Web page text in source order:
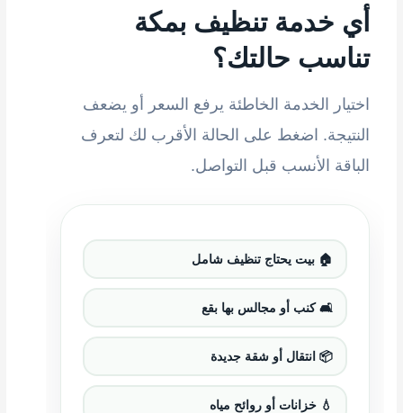
أي خدمة تنظيف بمكة
تناسب حالتك؟
اختيار الخدمة الخاطئة يرفع السعر أو يضعف
النتيجة. اضغط على الحالة الأقرب لك لتعرف
الباقة الأنسب قبل التواصل.
🏠 بيت يحتاج تنظيف شامل
🛋️ كنب أو مجالس بها بقع
📦 انتقال أو شقة جديدة
💧 خزانات أو روائح مياه